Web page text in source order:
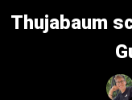
Thujabaum